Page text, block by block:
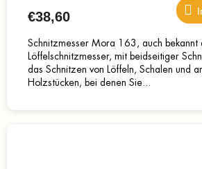
€38,60
Schnitzmesser Mora 163, auch bekannt
Löffelschnitzmesser, mit beidseitiger
das Schnitzen von Löffeln, Schalen und
Holzstücken, bei denen Sie...